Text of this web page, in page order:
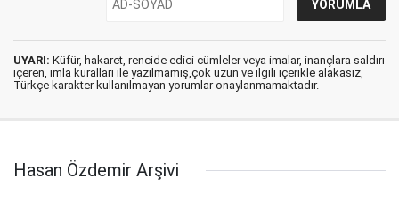
UYARI: Küfür, hakaret, rencide edici cümleler veya imalar, inançlara saldırı
içeren, imla kuralları ile yazılmamış,çok uzun ve ilgili içerikle alakasız,
Türkçe karakter kullanılmayan yorumlar onaylanmamaktadır.
Hasan Özdemir Arşivi